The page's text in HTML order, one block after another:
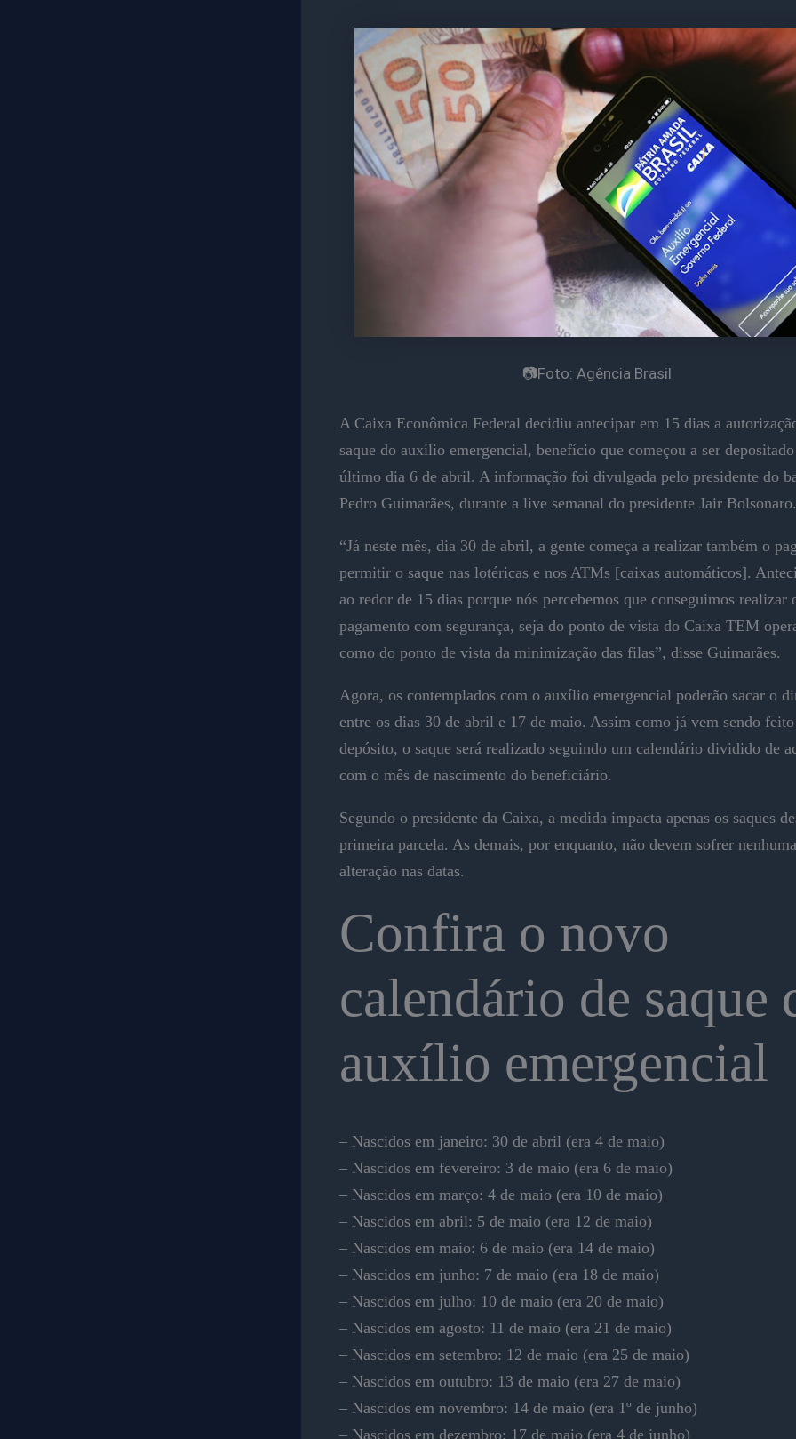
📷Foto: Agência Brasil
A Caixa Econômica Federal decidiu antecipar em 15 dias a
saque do auxílio emergencial, benefício que começou a ser
último dia 6 de abril. A informação foi divulgada pelo presidente do
Pedro Guimarães, durante a live semanal do presidente Jair Bolsonaro.
“Já neste mês, dia 30 de abril, a gente começa a realizar também o
permitir o saque nas lotéricas e nos ATMs [caixas automáticos].
ao redor de 15 dias porque nós percebemos que conseguimos realizar
pagamento com segurança, seja do ponto de vista do Caixa TEM
como do ponto de vista da minimização das filas”, disse Guimarães.
Agora, os contemplados com o auxílio emergencial poderão sacar o
entre os dias 30 de abril e 17 de maio. Assim como já vem sendo
depósito, o saque será realizado seguindo um calendário dividido de
com o mês de nascimento do beneficiário.
Segundo o presidente da Caixa, a medida impacta apenas os saques
primeira parcela. As demais, por enquanto, não devem sofrer nenhuma
alteração nas datas.
Confira o novo
calendário de saque
auxílio emergencial
– Nascidos em janeiro: 30 de abril (era 4 de maio)
– Nascidos em fevereiro: 3 de maio (era 6 de maio)
– Nascidos em março: 4 de maio (era 10 de maio)
– Nascidos em abril: 5 de maio (era 12 de maio)
– Nascidos em maio: 6 de maio (era 14 de maio)
– Nascidos em junho: 7 de maio (era 18 de maio)
– Nascidos em julho: 10 de maio (era 20 de maio)
– Nascidos em agosto: 11 de maio (era 21 de maio)
– Nascidos em setembro: 12 de maio (era 25 de maio)
– Nascidos em outubro: 13 de maio (era 27 de maio)
– Nascidos em novembro: 14 de maio (era 1º de junho)
– Nascidos em dezembro: 17 de maio (era 4 de junho)